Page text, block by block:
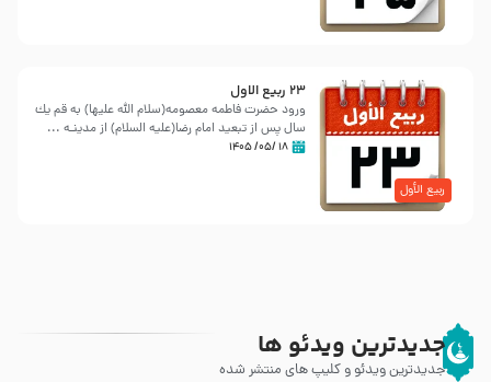
ربیع الأول
23 ربيع الاول
ورود حضرت فاطمه معصومه(سلام الله علیها) به قم یك
سال پس از تبعید امام رضا(علیه السلام) از مدینـه ...
۱۸ /۰۵/ ۱۴۰۵
جدیدترین ویدئو ها
جدیدترین ویدئو و کلیپ های منتشر شده